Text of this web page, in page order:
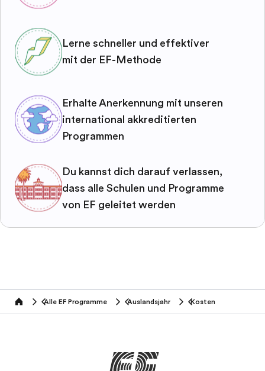
Lerne schneller und effektiver
mit der EF-Methode
Erhalte Anerkennung mit unseren
international akkreditierten
Programmen
Du kannst dich darauf verlassen,
dass alle Schulen und Programme
von EF geleitet werden
home Alle EF Programme Auslandsjahr Kosten